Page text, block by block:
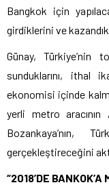
Bangkok için
girdiklerini ve
Günay, Türkiye’nin
sunduklarını, ithal
ekonomisi içinde
yerli metro aracının
Bozankaya’nın,
gerçekleştireceğini
“2018’DE BANKOK’A